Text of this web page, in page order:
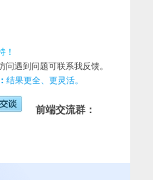
！
遇到问题可联系我反馈。
结果更全、更灵活。
前端交流群：